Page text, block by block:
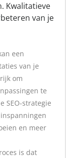
Kwalitatieve
van je
een
van je
om
te
SEO-strategie
en meer
is dat